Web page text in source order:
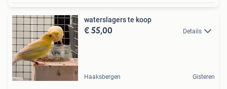
waterslagers te koop
€ 55,00 Details
Haaksbergen Gisteren